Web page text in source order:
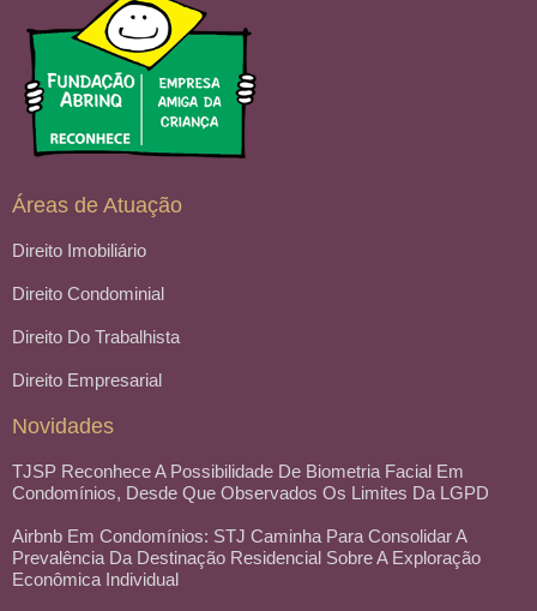
Áreas de Atuação
Direito Imobiliário
Direito Condominial
Direito Do Trabalhista
Direito Empresarial
Novidades
TJSP Reconhece A Possibilidade De Biometria Facial Em
Condomínios, Desde Que Observados Os Limites Da LGPD
Airbnb Em Condomínios: STJ Caminha Para Consolidar A
Prevalência Da Destinação Residencial Sobre A Exploração
Econômica Individual